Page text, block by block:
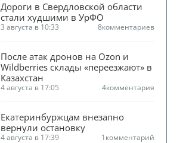
Дороги в Свердловской области
стали худшими в УрФО
3 августа в 10:33 8комментариев
После атак дронов на Ozon и
Wildberries склады «переезжают» в
Казахстан
4 августа в 17:05 4комментария
Екатеринбуржцам внезапно
вернули остановку
4 августа в 17:39 1комментарий